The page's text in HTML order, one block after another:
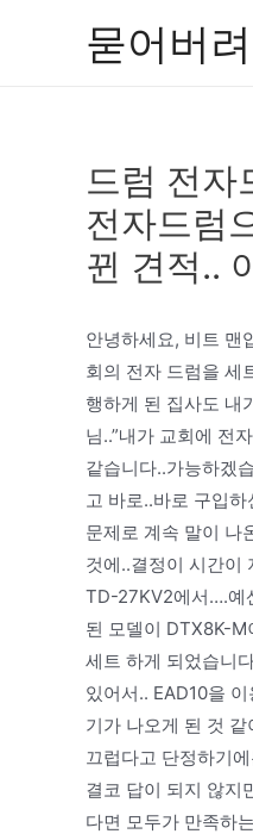
묻어버려
드럼 전자
전자드럼
뀐 견적..
안녕하세요, 비트 맨
회의 전자 드럼을 세
행하게 된 집사도 내
님..”내가 교회에 전
같습니다..가능하겠
고 바로..바로 구입
문제로 계속 말이 나
것에..결정이 시간이
TD-27KV2에서….예
된 모델이 DTX8K-
세트 하게 되었습니
있어서.. EAD10을
기가 나오게 된 것
끄럽다고 단정하기
결코 답이 되지 않지
다면 모두가 만족하